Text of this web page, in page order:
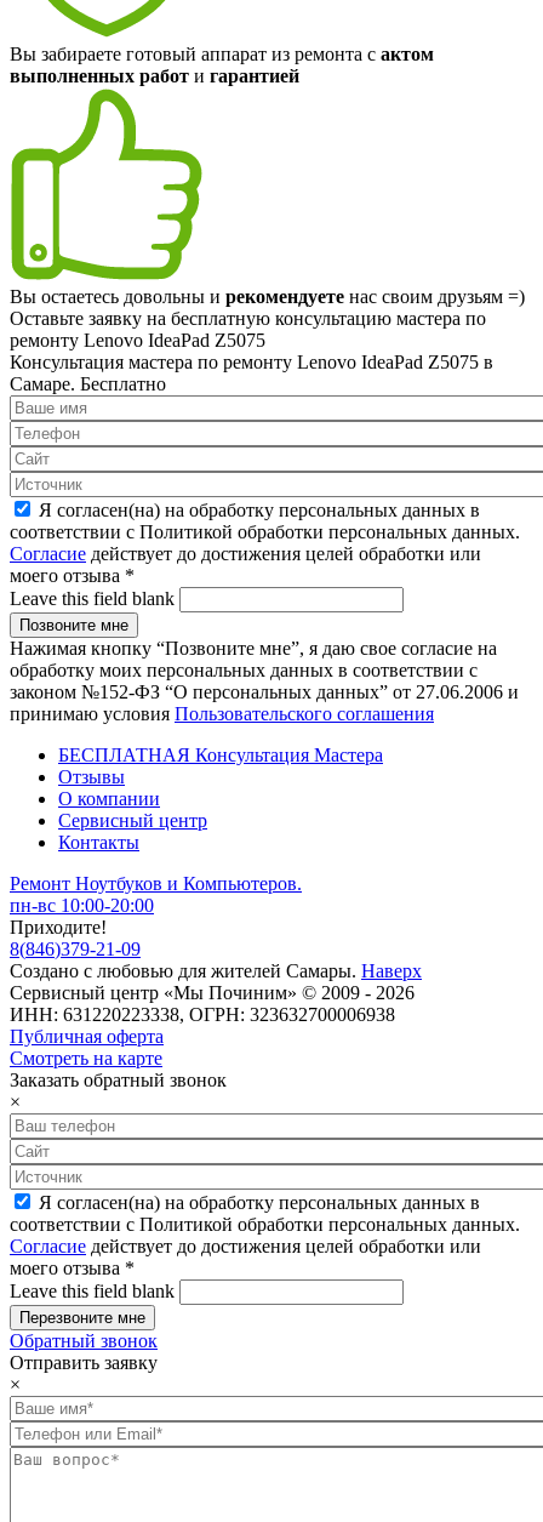
Вы забираете готовый аппарат из ремонта с актом
выполненных работ и гарантией
Вы остаетесь довольны и рекомендуете нас своим друзьям =)
Оставьте заявку на бесплатную консультацию мастера по
ремонту Lenovo IdeaPad Z5075
Консультация мастера по ремонту Lenovo IdeaPad Z5075 в
Самаре. Бесплатно
Я согласен(на) на обработку персональных данных в
соответствии с Политикой обработки персональных данных.
Согласие действует до достижения целей обработки или
моего отзыва *
Leave this field blank
Нажимая кнопку “Позвоните мне”, я даю свое согласие на
обработку моих персональных данных в соответствии с
законом №152-ФЗ “О персональных данных” от 27.06.2006 и
принимаю условия Пользовательского соглашения
БЕСПЛАТНАЯ Консультация Мастера
Отзывы
О компании
Сервисный центр
Контакты
Ремонт Ноутбуков и Компьютеров.
пн-вс 10:00-20:00
Приходите!
8(846)379-21-09
Создано с любовью для жителей Самары. Наверх
Сервисный центр «Мы Починим» © 2009 - 2026
ИНН: 631220223338, ОГРН: 323632700006938
Публичная оферта
Смотреть на карте
Заказать обратный звонок
×
Я согласен(на) на обработку персональных данных в
соответствии с Политикой обработки персональных данных.
Согласие действует до достижения целей обработки или
моего отзыва *
Leave this field blank
Обратный звонок
Отправить заявку
×